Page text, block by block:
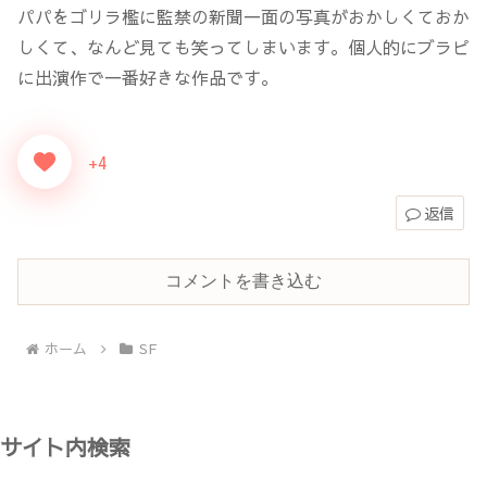
パパをゴリラ檻に監禁の新聞一面の写真がおかしくておか
しくて、なんど見ても笑ってしまいます。個人的にブラピ
に出演作で一番好きな作品です。
+4
返信
コメントを書き込む
ホーム SF
サイト内検索